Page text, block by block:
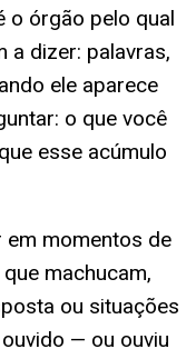
o órgão pelo qual
a dizer: palavras,
ele aparece
o que você
esse acúmulo
momentos de
machucam,
ou situações
— ou ouviu